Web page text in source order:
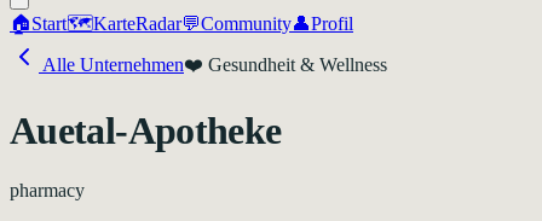
🏠Start🗺️KarteRadar💬Community👤Profil
Alle Unternehmen❤️ Gesundheit & Wellness
Auetal-Apotheke
pharmacy